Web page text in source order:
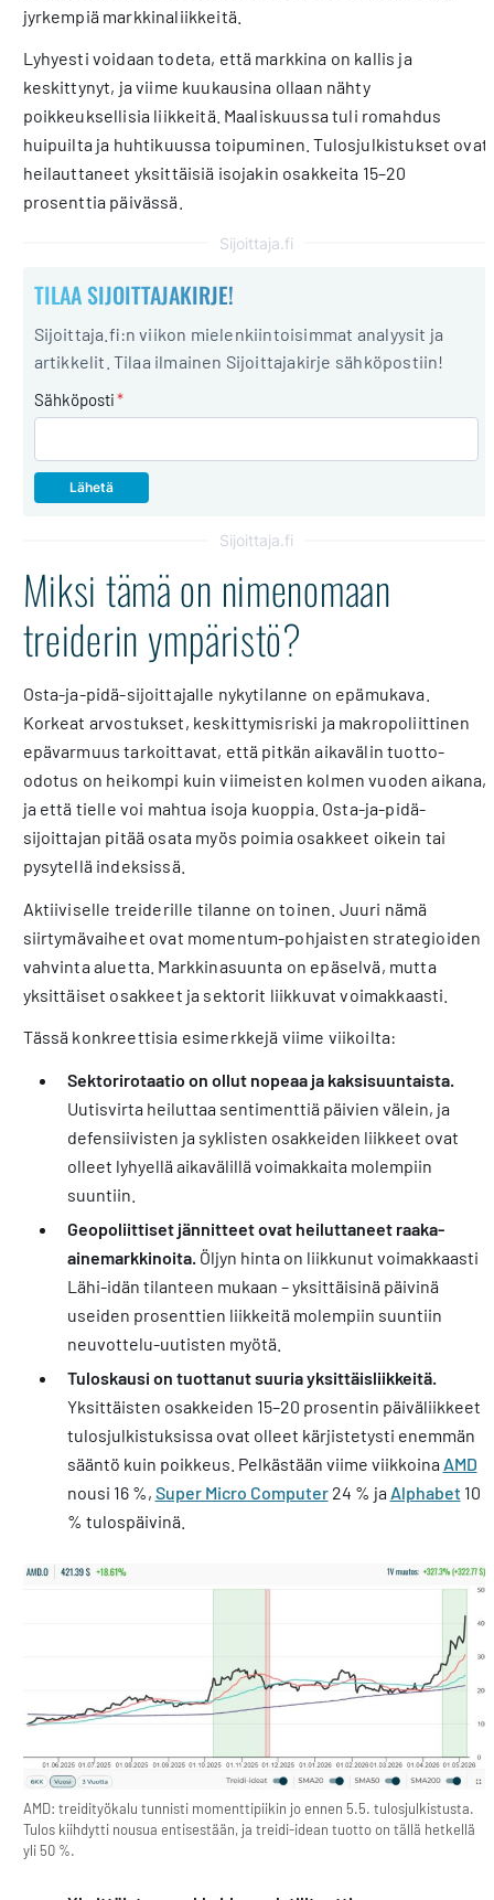
jyrkempiä markkinaliikkeitä.
Lyhyesti voidaan todeta, että markkina on kallis ja
keskittynyt, ja viime kuukausina ollaan nähty
poikkeuksellisia liikkeitä. Maaliskuussa tuli romahdus
huipuilta ja huhtikuussa toipuminen. Tulosjulkistukset ovat
heilauttaneet yksittäisiä isojakin osakkeita 15–20
prosenttia päivässä.
Sijoittaja.fi
TILAA SIJOITTAJAKIRJE!
Sijoittaja.fi:n viikon mielenkiintoisimmat analyysit ja
artikkelit. Tilaa ilmainen Sijoittajakirje sähköpostiin!
Sähköposti*
Sijoittaja.fi
Miksi tämä on nimenomaan
treiderin ympäristö?
Osta-ja-pidä-sijoittajalle nykytilanne on epämukava.
Korkeat arvostukset, keskittymisriski ja makropoliittinen
epävarmuus tarkoittavat, että pitkän aikavälin tuotto-
odotus on heikompi kuin viimeisten kolmen vuoden aikana,
ja että tielle voi mahtua isoja kuoppia. Osta-ja-pidä-
sijoittajan pitää osata myös poimia osakkeet oikein tai
pysytellä indeksissä.
Aktiiviselle treiderille tilanne on toinen. Juuri nämä
siirtymävaiheet ovat momentum-pohjaisten strategioiden
vahvinta aluetta. Markkinasuunta on epäselvä, mutta
yksittäiset osakkeet ja sektorit liikkuvat voimakkaasti.
Tässä konkreettisia esimerkkejä viime viikoilta:
Sektorirotaatio on ollut nopeaa ja kaksisuuntaista.
Uutisvirta heiluttaa sentimenttiä päivien välein, ja
defensiivisten ja syklisten osakkeiden liikkeet ovat
olleet lyhyellä aikavälillä voimakkaita molempiin
suuntiin.
Geopoliittiset jännitteet ovat heiluttaneet raaka-
ainemarkkinoita.Öljyn hinta on liikkunut voimakkaasti
Lähi-idän tilanteen mukaan – yksittäisinä päivinä
useiden prosenttien liikkeitä molempiin suuntiin
neuvottelu-uutisten myötä.
Tuloskausi on tuottanut suuria yksittäisliikkeitä.
Yksittäisten osakkeiden 15–20 prosentin päiväliikkeet
tulosjulkistuksissa ovat olleet kärjistetysti enemmän
sääntö kuin poikkeus. Pelkästään viime viikkoina AMD
nousi 16 %, Super Micro Computer24 % ja Alphabet10
% tulospäivinä.
AMD: treidityökalu tunnisti momenttipiikin jo ennen 5.5. tulosjulkistusta.
Tulos kiihdytti nousua entisestään, ja treidi-idean tuotto on tällä hetkellä
yli 50 %.